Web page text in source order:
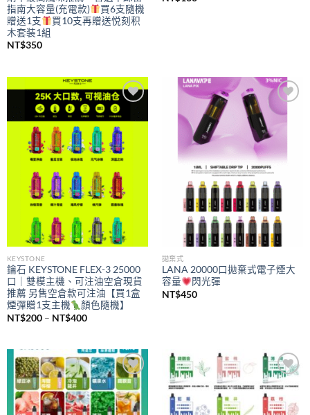
指南大容量(充電款)
買6支隨機
贈送1支
買10支再贈送悦刻积
木套装1組
NT$350
Add to
wishlist
KEYSTONE
鑰石 KEYSTONE FLEX-3 25000
口｜雙模主機、可注油空倉現貨
推薦 另售空倉款可注油【買1盒
煙彈贈1支主機
顏色隨機】
NT$200 – NT$400價
NT$200
到
NT$400
Add to
wishlist
拋棄式
LANA 20000口拋棄式電子煙大
容量
閃光彈
NT$450
Add to
wishlist
Add to